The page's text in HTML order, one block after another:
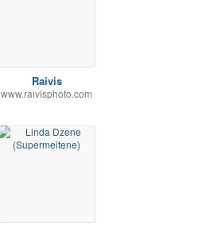
Raivis
www.raivisphoto.com